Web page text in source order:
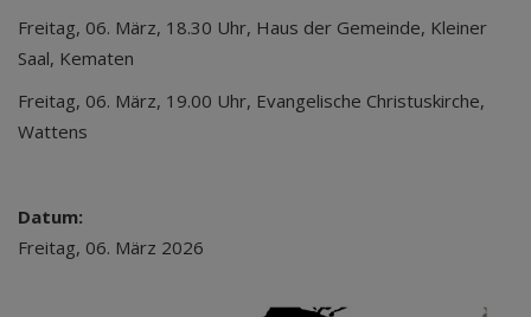
Freitag, 06. März, 18.30 Uhr, Haus der Gemeinde, Kleiner
Saal, Kematen
Freitag, 06. März, 19.00 Uhr, Evangelische Christuskirche,
Wattens
Datum:
Freitag, 06. März 2026